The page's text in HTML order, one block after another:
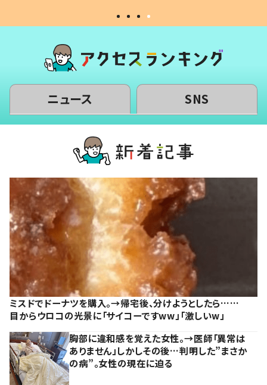
ニュース SNS
ミスドでドーナツを購入。→帰宅後、分けようとしたら……
目からウロコの光景に「サイコーですww」「激しいw」
胸部に違和感を覚えた女性。→医師「異常は
ありません」しかしその後…判明した”まさか
の病”。女性の現在に迫る